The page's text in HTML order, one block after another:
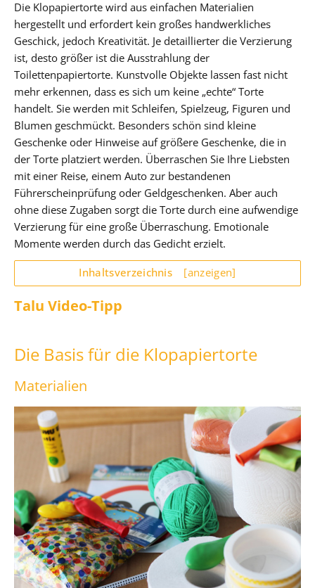
Die Klopapiertorte wird aus einfachen Materialien
hergestellt und erfordert kein großes handwerkliches
Geschick, jedoch Kreativität. Je detaillierter die Verzierung
ist, desto größer ist die Ausstrahlung der
Toilettenpapiertorte. Kunstvolle Objekte lassen fast nicht
mehr erkennen, dass es sich um keine „echte“ Torte
handelt. Sie werden mit Schleifen, Spielzeug, Figuren und
Blumen geschmückt. Besonders schön sind kleine
Geschenke oder Hinweise auf größere Geschenke, die in
der Torte platziert werden. Überraschen Sie Ihre Liebsten
mit einer Reise, einem Auto zur bestandenen
Führerscheinprüfung oder Geldgeschenken. Aber auch
ohne diese Zugaben sorgt die Torte durch eine aufwendige
Verzierung für eine große Überraschung. Emotionale
Momente werden durch das Gedicht erzielt.
Inhaltsverzeichnis [anzeigen]
Talu Video-Tipp
Die Basis für die Klopapiertorte
Materialien